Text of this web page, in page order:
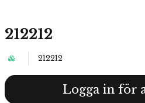
212212
212212
Logga in för